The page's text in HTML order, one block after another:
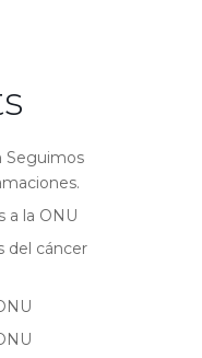
Seguimos
a la ONU
del cáncer